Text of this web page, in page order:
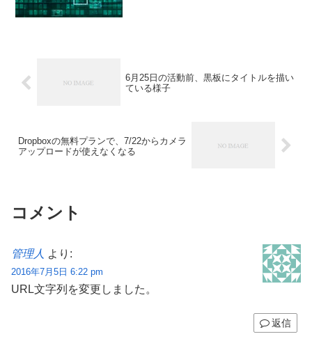
6月25日の活動前、黒板にタイトルを描い
ている様子
Dropboxの無料プランで、7/22からカメラ
アップロードが使えなくなる
コメント
管理人 より:
2016年7月5日 6:22 pm
URL文字列を変更しました。
返信